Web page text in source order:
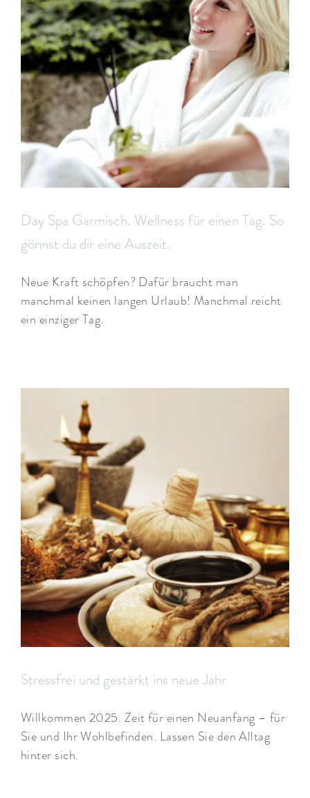
Day Spa Garmisch. Wellness für einen Tag. So
gönnst du dir eine Auszeit.
Neue Kraft schöpfen? Dafür braucht man
manchmal keinen langen Urlaub! Manchmal reicht
ein einziger Tag.
Stressfrei und gestärkt ins neue Jahr
Willkommen 2025. Zeit für einen Neuanfang – für
Sie und Ihr Wohlbefinden. Lassen Sie den Alltag
hinter sich.